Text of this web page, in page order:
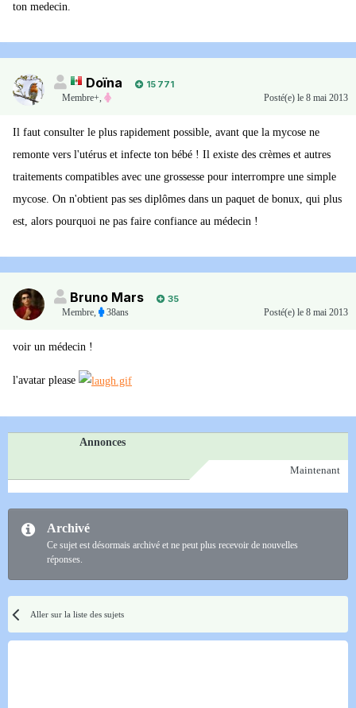
ton medecin.
Doïna
15 771
Membre+,
Posté(e) le 8 mai 2013
Il faut consulter le plus rapidement possible, avant que la mycose ne
remonte vers l'utérus et infecte ton bébé ! Il existe des crèmes et autres
traitements compatibles avec une grossesse pour interrompre une simple
mycose. On n'obtient pas ses diplômes dans un paquet de bonux, qui plus
est, alors pourquoi ne pas faire confiance au médecin !
Bruno Mars
35
Membre, 38ans Posté(e) le 8 mai 2013
voir un médecin !
l'avatar please
Annonces
Maintenant
Archivé
Ce sujet est désormais archivé et ne peut plus recevoir de nouvelles
réponses.
Aller sur la liste des sujets